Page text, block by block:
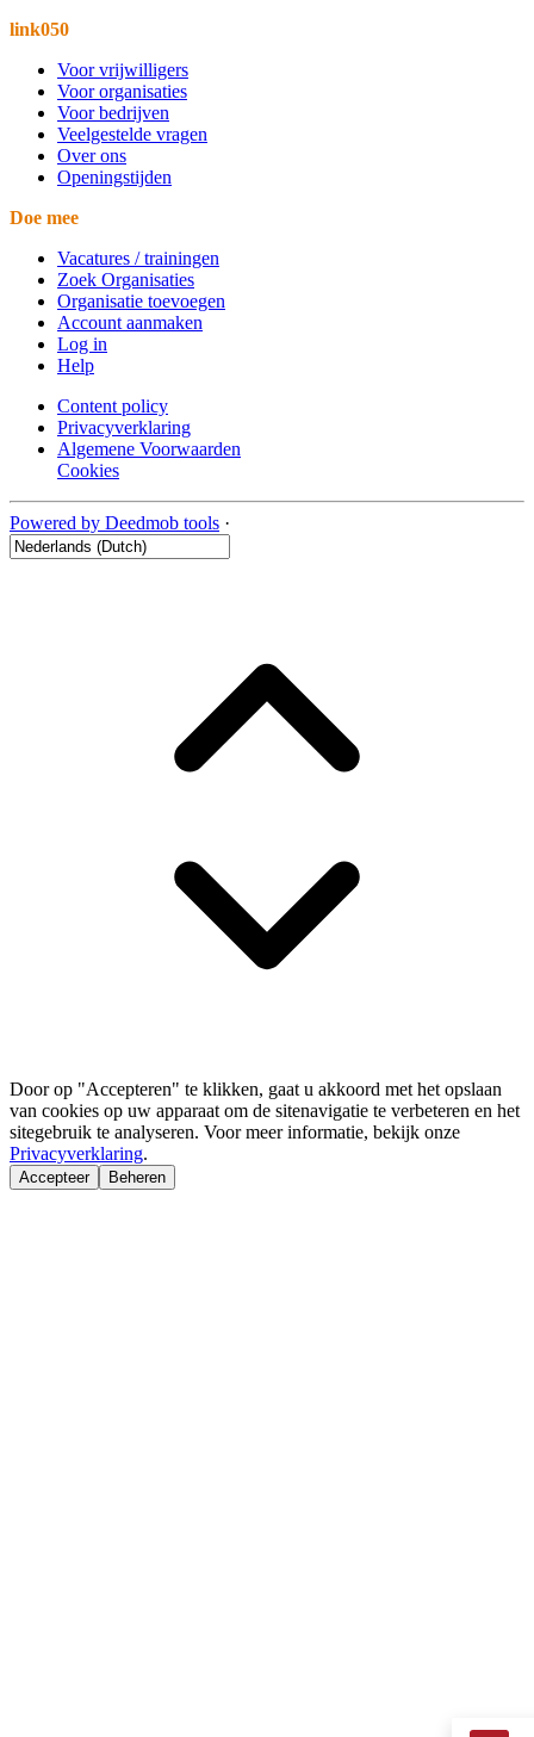
link050
Voor vrijwilligers
Voor organisaties
Voor bedrijven
Veelgestelde vragen
Over ons
Openingstijden
Doe mee
Vacatures / trainingen
Zoek Organisaties
Organisatie toevoegen
Account aanmaken
Log in
Help
Content policy
Privacyverklaring
Algemene Voorwaarden
Cookies
Powered by Deedmob tools ·
Door op "Accepteren" te klikken, gaat u akkoord met het opslaan
van cookies op uw apparaat om de sitenavigatie te verbeteren en het
sitegebruik te analyseren. Voor meer informatie, bekijk onze
Privacyverklaring.
Accepteer Beheren